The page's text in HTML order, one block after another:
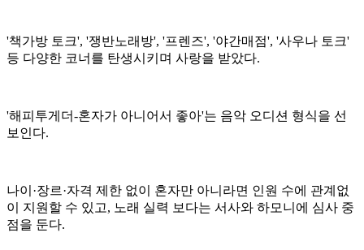
'책가방 토크', '쟁반노래방', '프렌즈', '야간매점', '사우나 토크'
등 다양한 코너를 탄생시키며 사랑을 받았다.
'해피투게더-혼자가 아니어서 좋아'는 음악 오디션 형식을 선
보인다.
나이·장르·자격 제한 없이 혼자만 아니라면 인원 수에 관계없
이 지원할 수 있고, 노래 실력 보다는 서사와 하모니에 심사 중
점을 둔다.